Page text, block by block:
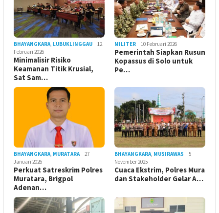
BHAYANGKARA, LUBUKLINGGAU
12
Februari 2026
Minimalisir Risiko
Keamanan Titik Krusial,
Sat Sam…
MILITER 10 Februari 2026
Pemerintah Siapkan Rusun
Kopassus di Solo untuk
Pe…
BHAYANGKARA, MURATARA
27
Januari 2026
Perkuat Satreskrim Polres
Muratara, Brigpol
Adenan…
BHAYANGKARA, MUSIRAWAS
5
November 2025
Cuaca Ekstrim, Polres Mura
dan Stakeholder Gelar A…